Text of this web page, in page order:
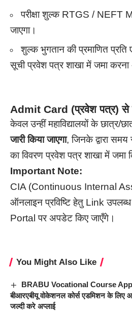
परीक्षा शुल्क RTGS / NEFT
जाएगा।
शुल्क भुगतान की प्रमाणित प्रति
सूची प्रवेश पत्र शाखा में जमा करना
Admit Card (प्रवेश पत्र) से
केवल उन्हीं महाविद्यालयों के छात्र/
जारी किया जाएगा, जिनके द्वारा समय
का विवरण प्रवेश पत्र शाखा में जमा
Important Note:
CIA (Continuous Internal
ऑनलाइन प्रविष्टि हेतु Link
Portal पर अपडेट किए जाएँगे।
You Might Also Like
BRABU Vocational Course
बीआरएबीयू वोकेशनल कोर्स एडमिशन के लिए
जल्दी करे अप्लाई